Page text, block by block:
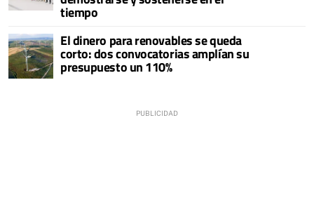
tiempo
El dinero para renovables se queda
corto: dos convocatorias amplían su
presupuesto un 110%